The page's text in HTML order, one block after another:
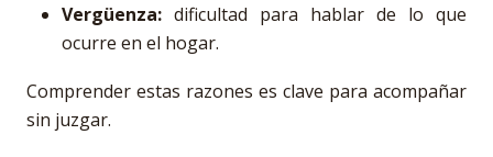
Vergüenza: dificultad para hablar de lo que
ocurre en el hogar.
Comprender estas razones es clave para acompañar
sin juzgar.